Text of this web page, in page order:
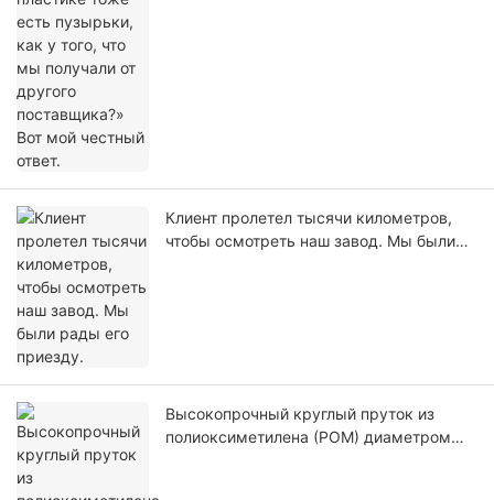
Клиент пролетел тысячи километров,
чтобы осмотреть наш завод. Мы были
Высокопрочный круглый пруток из
полиоксиметилена (POM) диаметром